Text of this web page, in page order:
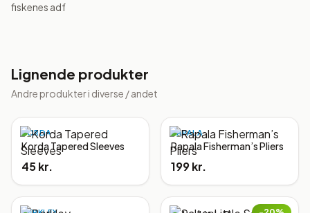
fiskenes adf
Lignende produkter
Andre produkter i diverse / andet
KORDA
Korda Tapered Sleeves
45 kr.
RAPALA
Rapala Fisherman’s Pliers
199 kr.